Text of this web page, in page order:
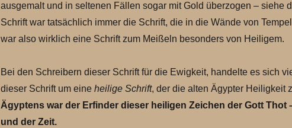
ausgemalt und in seltenen Fällen sogar mit Gold überzogen – siehe
Schrift war tatsächlich immer die Schrift, die in die Wände von
war also wirklich eine Schrift zum Meißeln besonders von Heiligem.
Bei den Schreibern dieser Schrift für die Ewigkeit, handelte es sich
dieser Schrift um eine heilige Schrift, der die alten Ägypter Heiligkeit
Ägyptens war der Erfinder dieser heiligen Zeichen der Gott
und der Zeit.